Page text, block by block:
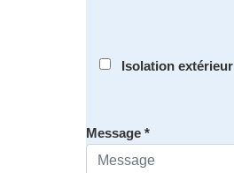
Isolation extérieur
Message *